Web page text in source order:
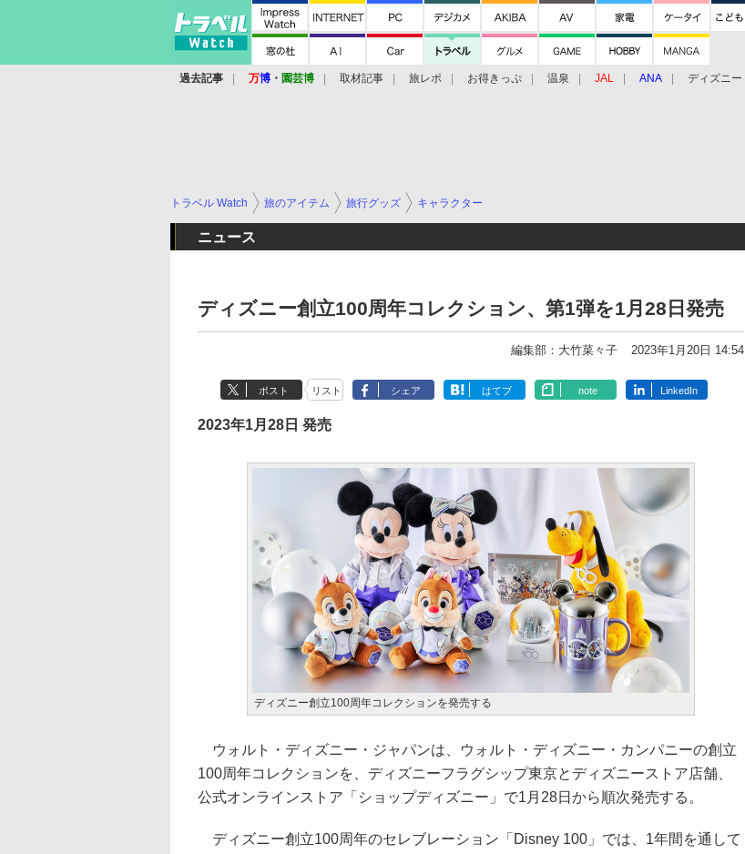
過去記事 万博 ・ 園芸博 取材記事 旅レポ お得きっぷ 温泉 JAL ANA ディズニー
トラベル Watch 旅のアイテム 旅行グッズ キャラクター
ニュース
ディズニー創立100周年コレクション、第1弾を1月28日発売
編集部：大竹菜々子 2023年1月20日 14:54
ポスト リスト シェア はてブ note LinkedIn
2023年1月28日 発売
ディズニー創立100周年コレクションを発売する
ウォルト・ディズニー・ジャパンは、ウォルト・ディズニー・カンパニーの創立
100周年コレクションを、ディズニーフラグシップ東京とディズニーストア店舗、
公式オンラインストア「ショップディズニー」で1月28日から順次発売する。
ディズニー創立100周年のセレブレーション「Disney 100」では、1年間を通して